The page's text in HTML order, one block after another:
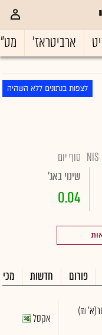
ארביטראז'
לצפות בנתונים ללא השהיה
NIS סוף יום
שינוי באג'
0.04
פורום חדשות
(א' ₪)
אקסל